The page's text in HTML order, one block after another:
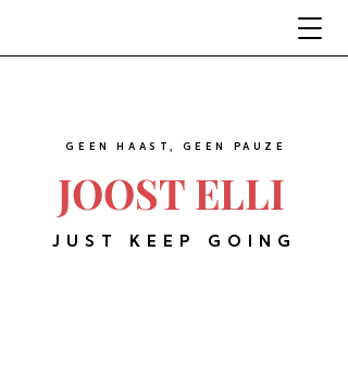
JOOST ELLI
GEEN HAAST, GEEN PAUZE
JUST KEEP GOING